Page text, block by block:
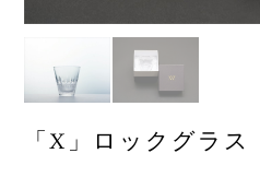
「X」ロックグラス